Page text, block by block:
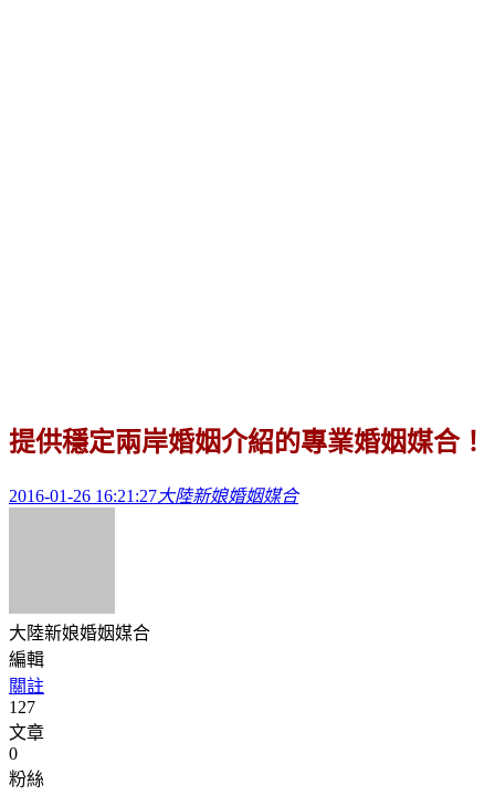
提供穩定兩岸婚姻介紹的專業婚姻媒合！
2016-01-26 16:21:27大陸新娘婚姻媒合
大陸新娘婚姻媒合
編輯
關註
127
文章
0
粉絲